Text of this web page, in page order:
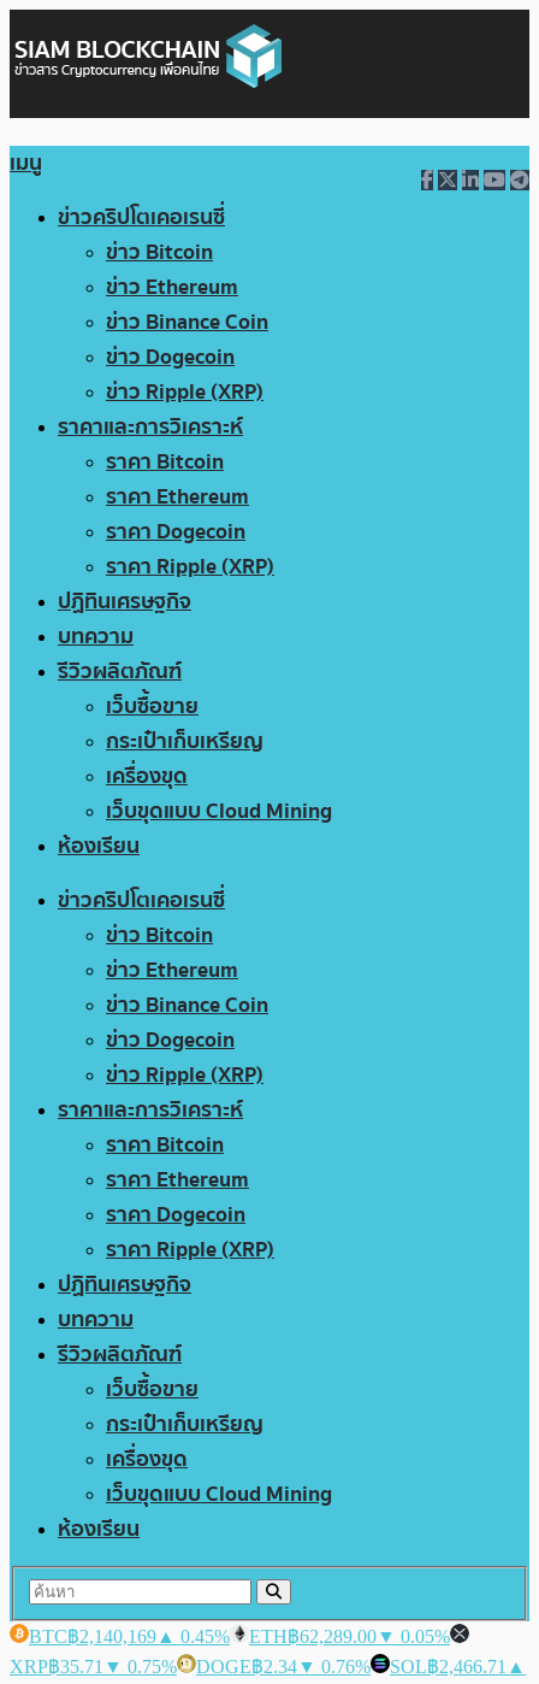
เมนู
ข่าวคริปโตเคอเรนซี่
ข่าว Bitcoin
ข่าว Ethereum
ข่าว Binance Coin
ข่าว Dogecoin
ข่าว Ripple (XRP)
ราคาและการวิเคราะห์
ราคา Bitcoin
ราคา Ethereum
ราคา Dogecoin
ราคา Ripple (XRP)
ปฏิทินเศรษฐกิจ
บทความ
รีวิวผลิตภัณฑ์
เว็บซื้อขาย
กระเป๋าเก็บเหรียญ
เครื่องขุด
เว็บขุดแบบ Cloud Mining
ห้องเรียน
ข่าวคริปโตเคอเรนซี่
ข่าว Bitcoin
ข่าว Ethereum
ข่าว Binance Coin
ข่าว Dogecoin
ข่าว Ripple (XRP)
ราคาและการวิเคราะห์
ราคา Bitcoin
ราคา Ethereum
ราคา Dogecoin
ราคา Ripple (XRP)
ปฏิทินเศรษฐกิจ
บทความ
รีวิวผลิตภัณฑ์
เว็บซื้อขาย
กระเป๋าเก็บเหรียญ
เครื่องขุด
เว็บขุดแบบ Cloud Mining
ห้องเรียน
BTC฿2,140,169 ▲ 0.45% ETH฿62,289.00▼ 0.05%
XRP฿35.71 ▼ 0.75% DOGE฿2.34▼ 0.76% SOL฿2,466.71 ▲